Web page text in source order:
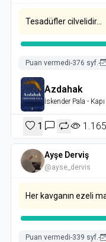
Tesadüfler cilvelidir...
Puan vermedi-376 syf.-
Azdahak
İskender Pala - Kapı
1 1.165
Ayşe Derviş
@ayse_dervis
Her kavganın ezeli
Puan vermedi-339 syf.-